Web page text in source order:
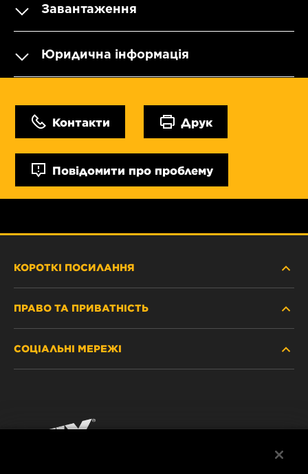
Завантаження
Юридична інформація
Контакти Друк
Повідомити про проблему
КОРОТКІ ПОСИЛАННЯ
ПРАВО ТА ПРИВАТНІСТЬ
ЗАХИСТ ПЕРСОНАЛЬНИХ ДАНИХ
РЕКВІЗИТИ
СОЦІАЛЬНІ МЕРЕЖІ